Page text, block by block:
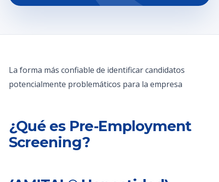
La forma más confiable de identificar candidatos
potencialmente problemáticos para la empresa
¿Qué es Pre-Employment
Screening?